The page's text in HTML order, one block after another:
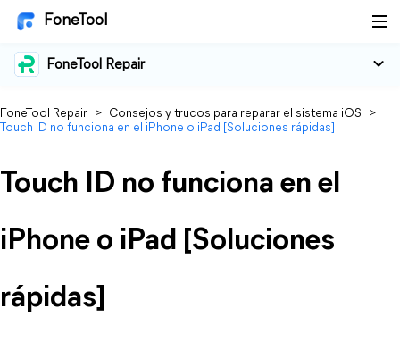
FoneTool
FoneTool Repair
FoneTool Repair > Consejos y trucos para reparar el sistema iOS
>
Touch ID no funciona en el iPhone o iPad [Soluciones rápidas]
Touch ID no funciona en el
iPhone o iPad [Soluciones
rápidas]